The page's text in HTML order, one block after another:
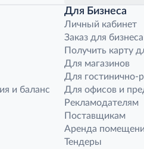
и баланс
Для Бизнеса
Личный кабинет
Заказ для бизнеса
Получить карту
Для магазинов
Для гостинично-
Для офисов и
Рекламодателям
Поставщикам
Аренда
Тендеры